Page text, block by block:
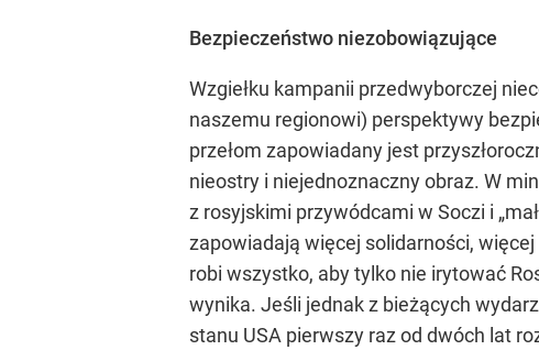
Bezpieczeństwo niezobowiązujące
Wzgiełku kampanii przedwyborczej
naszemu regionowi) perspektywy
przełom zapowiadany jest
nieostry i niejednoznaczny obraz. W
z rosyjskimi przywódcami w Soczi i
zapowiadają więcej solidarności,
robi wszystko, aby tylko nie irytować
wynika. Jeśli jednak z bieżących
stanu USA pierwszy raz od dwóch lat